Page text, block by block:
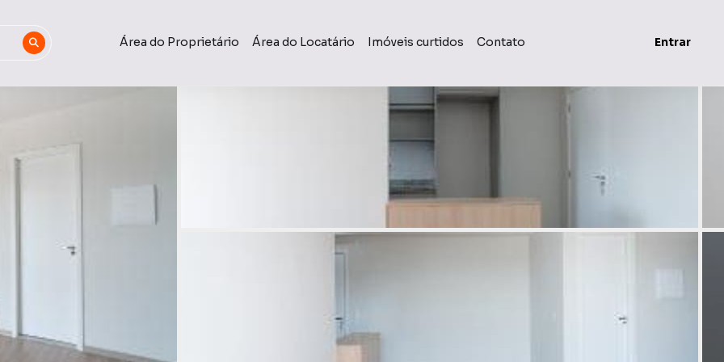
Área do Proprietário Área do Locatário Imóveis curtidos Contato Entrar